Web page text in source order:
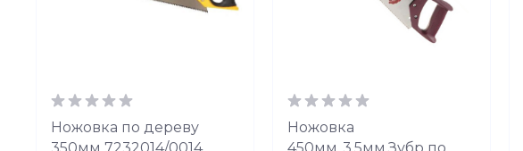
Ножовка по дереву
Ножовка